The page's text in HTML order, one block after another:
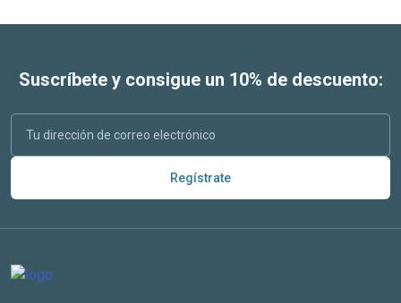
Suscríbete y consigue un 10% de descuento:
Regístrate